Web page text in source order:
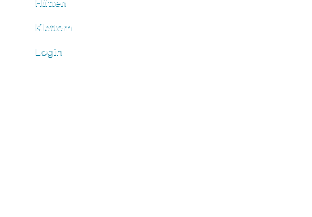
Hütten
Klettern
Login